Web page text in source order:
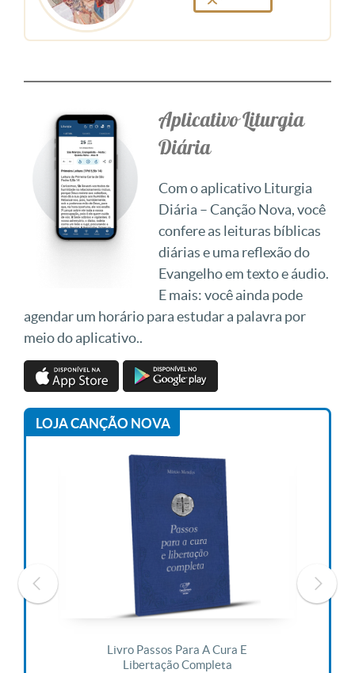
Aplicativo Liturgia
Diária
Com o aplicativo Liturgia
Diária – Canção Nova, você
confere as leituras bíblicas
diárias e uma reflexão do
Evangelho em texto e áudio.
E mais: você ainda pode
agendar um horário para estudar a palavra por
meio do aplicativo..
LOJA CANÇÃO NOVA
Livro Passos Para A Cura E
Libertação Completa